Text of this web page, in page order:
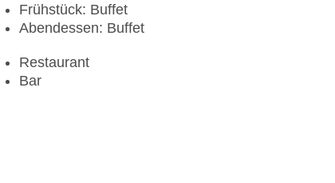
Frühstück: Buffet
Abendessen: Buffet
Restaurant
Bar